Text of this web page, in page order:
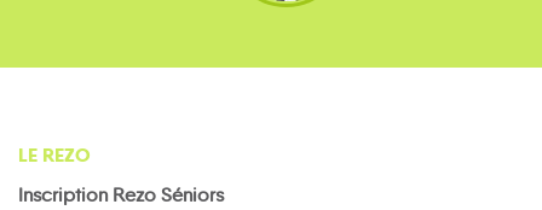
LE REZO
Inscription Rezo Séniors